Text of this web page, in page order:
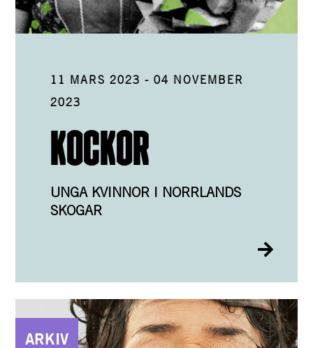
11 MARS 2023 -04 NOVEMBER
2023
KOCKOR
UNGA KVINNOR I NORRLANDS
SKOGAR
ARKIV